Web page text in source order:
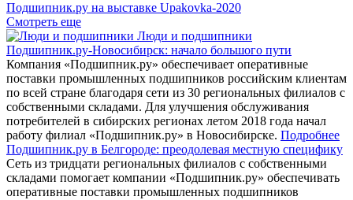
Подшипник.ру на выставке Upakovka-2020
Смотреть еще
Люди и подшипники
Подшипник.ру-Новосибирск: начало большого пути
Компания «Подшипник.ру» обеспечивает оперативные
поставки промышленных подшипников российским клиентам
по всей стране благодаря сети из 30 региональных филиалов с
собственными складами. Для улучшения обслуживания
потребителей в сибирских регионах летом 2018 года начал
работу филиал «Подшипник.ру» в Новосибирске. Подробнее
Подшипник.ру в Белгороде: преодолевая местную специфику
Сеть из тридцати региональных филиалов с собственными
складами помогает компании «Подшипник.ру» обеспечивать
оперативные поставки промышленных подшипников